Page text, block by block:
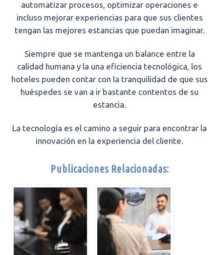
automatizar procesos, optimizar operaciones e
incluso mejorar experiencias para que sus clientes
tengan las mejores estancias que puedan imaginar.
Siempre que se mantenga un balance entre la
calidad humana y la una eficiencia tecnológica, los
hoteles pueden contar con la tranquilidad de que sus
huéspedes se van a ir bastante contentos de su
estancia.
La tecnología es el camino a seguir para encontrar la
innovación en la experiencia del cliente.
Publicaciones Relacionadas: